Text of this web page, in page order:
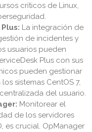
críticos de Linux,
La integración de
de incidentes y
usuarios pueden
Plus con sus
pueden gestionar
sistemas CentOS 7,
del usuario.
Monitorear el
de los servidores
es crucial. OpManager